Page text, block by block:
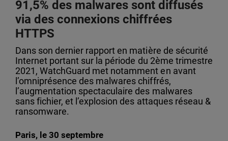
91,5% des malwares sont diffusés
via des connexions chiffrées
HTTPS
Dans son dernier rapport en matière de sécurité
Internet portant sur la période du 2ème trimestre
2021, WatchGuard met notamment en avant
l’omniprésence des malwares chiffrés,
l’augmentation spectaculaire des malwares
sans fichier, et l’explosion des attaques réseau &
ransomware.
Paris, le 30 septembre